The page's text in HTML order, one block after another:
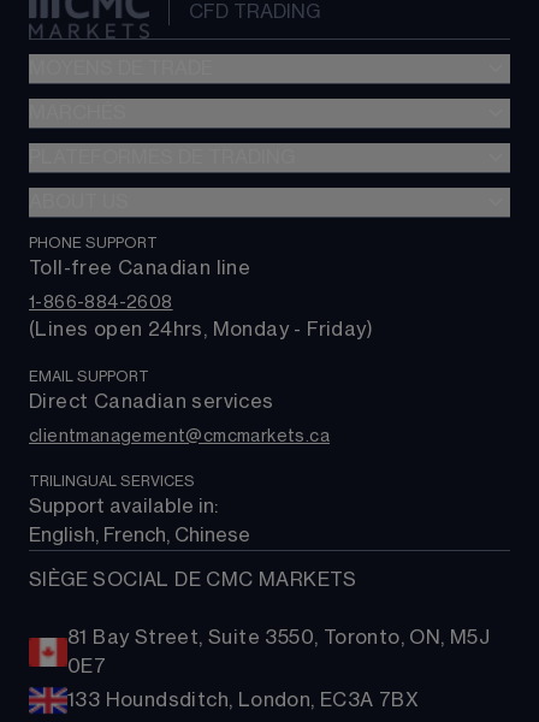
CFD TRADING
FX Actif
0 $ de commission
Alpha
Coûts de trading
Produits de base
Taux et obligations
FNBs
Application mobile CMC
TradingView
MetaTrader 4 (MT4)
À propos de nous
Foire aux questions
PHONE SUPPORT
Toll-free Canadian line
1-866-884-2608
(Lines open 24hrs, Monday - Friday)
EMAIL SUPPORT
Direct Canadian services
clientmanagement@cmcmarkets.ca
TRILINGUAL SERVICES
Support available in:
English, French, Chinese
SIÈGE SOCIAL DE CMC MARKETS
81 Bay Street, Suite 3550, Toronto, ON, M5J
0E7
133 Houndsditch, London, EC3A 7BX